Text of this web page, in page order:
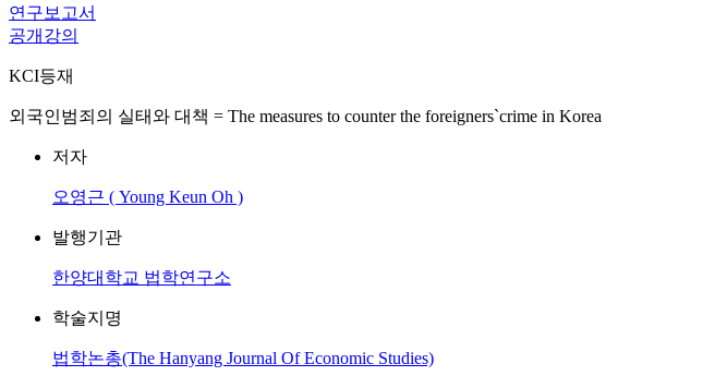
연구보고서
공개강의
KCI등재
외국인범죄의 실태와 대책 = The measures to counter the foreigners`crime in Korea
저자
오영근 ( Young Keun Oh )
발행기관
한양대학교 법학연구소
학술지명
법학논총(The Hanyang Journal Of Economic Studies)